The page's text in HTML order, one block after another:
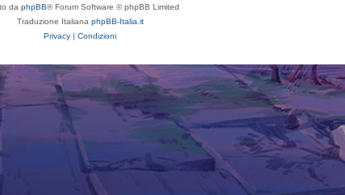
da phpBB® Forum Software © phpBB Limited
Traduzione Italiana phpBB-Italia.it
Privacy | Condizioni